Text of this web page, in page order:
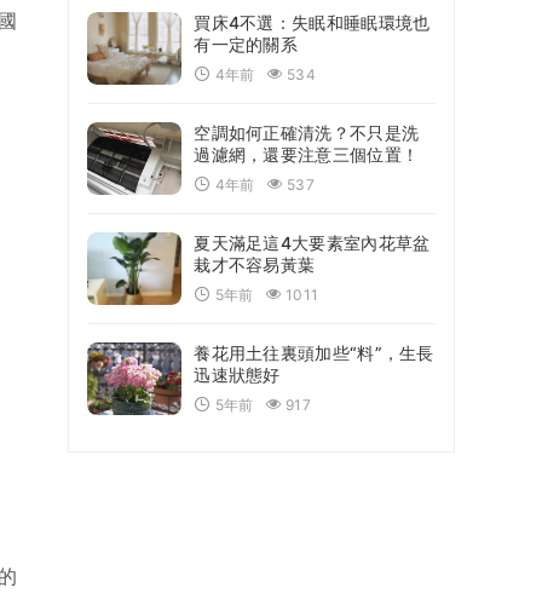
買床4不選：失眠和睡眠環境也
有一定的關系
4年前 534
空調如何正確清洗？不只是洗
過濾網，還要注意三個位置！
4年前 537
夏天滿足這4大要素室內花草盆
栽才不容易黃葉
5年前 1011
養花用土往裏頭加些“料”，生長
迅速狀態好
5年前 917